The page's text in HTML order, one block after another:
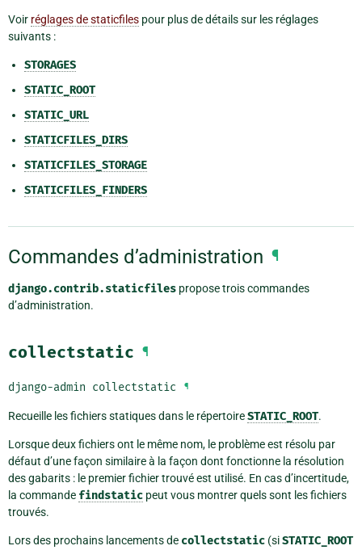
Voir réglages de staticfiles pour plus de détails sur les réglages
suivants :
STORAGES
STATIC_ROOT
STATIC_URL
STATICFILES_DIRS
STATICFILES_STORAGE
STATICFILES_FINDERS
Commandes d’administration ¶
django.contrib.staticfiles propose trois commandes
d’administration.
collectstatic ¶
django-admin collectstatic ¶
Recueille les fichiers statiques dans le répertoireSTATIC_ROOT.
Lorsque deux fichiers ont le même nom, le problème est résolu par
défaut d’une façon similaire à la façon dont fonctionne la résolution
des gabarits : le premier fichier trouvé est utilisé. En cas d’incertitude,
la commande findstatic peut vous montrer quels sont les fichiers
trouvés.
Lors des prochains lancements de collectstatic (siSTATIC_ROOT